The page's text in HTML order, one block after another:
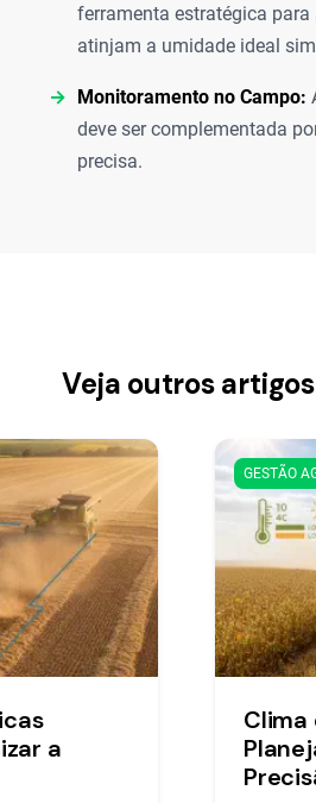
ferramenta estratégica
atinjam a umidade ideal
Monitoramento no Campo:
deve ser complementada
precisa.
Veja outros
a
GESTÃO
Clima